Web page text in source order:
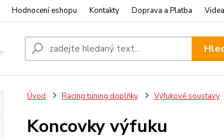
Hodnocení eshopu Kontakty Doprava a Platba
Úvod Racing tuning doplňky Výfukové soustavy
Koncovky výfuku